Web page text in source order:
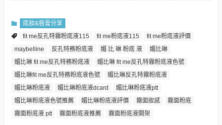
底妝&唇膏分享
fit me反孔特霧粉底液115
fit me粉底液115
fit me粉底液評價
maybelline
反孔特務粉底液 媚 比 琳 粉底 液
媚比琳
媚比琳 fit me反孔特務粉底液
媚比琳 fit me反孔特霧粉底液色號
媚比琳fit me反孔特務粉底液色號
媚比琳反孔特霧粉底液
媚比琳粉底液
媚比琳粉底液dcard
媚比琳粉底液ptt
媚比琳粉底液色號推薦
媚比琳粉底液評價 霧面妝感
霧面粉底
霧面粉底液 ptt
霧面粉底液推薦 霧面粉底液開架